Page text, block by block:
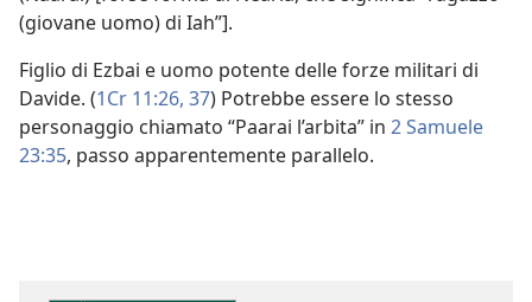
(giovane uomo) di Iah”].
Figlio di Ezbai e uomo potente delle forze militari di
Davide. (1Cr 11:26, 37) Potrebbe essere lo stesso
personaggio chiamato “Paarai l’arbita” in 2 Samuele
23:35, passo apparentemente parallelo.